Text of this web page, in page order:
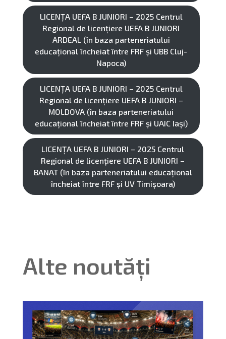
LICENȚA UEFA B JUNIORI – 2025 Centrul
Regional de licențiere UEFA B JUNIORI
ARDEAL (în baza parteneriatului
educațional încheiat între FRF și UBB Cluj-
Napoca)
LICENȚA UEFA B JUNIORI – 2025 Centrul
Regional de licențiere UEFA B JUNIORI –
MOLDOVA (în baza parteneriatului
educațional încheiat între FRF și UAIC Iași)
LICENȚA UEFA B JUNIORI – 2025 Centrul
Regional de licențiere UEFA B JUNIORI –
BANAT (în baza parteneriatului educațional
încheiat între FRF și UV Timișoara)
Alte noutăți